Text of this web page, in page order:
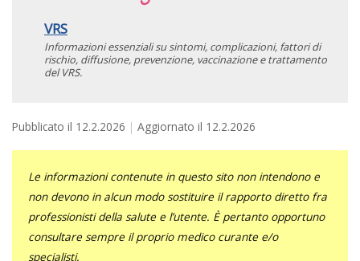
VRS
Informazioni essenziali su sintomi, complicazioni, fattori di
rischio, diffusione, prevenzione, vaccinazione e trattamento
del VRS.
Pubblicato il 12.2.2026 Aggiornato il 12.2.2026
Le informazioni contenute in questo sito non intendono e
non devono in alcun modo sostituire il rapporto diretto fra
professionisti della salute e l’utente. È pertanto opportuno
consultare sempre il proprio medico curante e/o
specialisti.